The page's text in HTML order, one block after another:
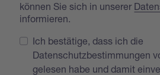
können Sie sich in unserer
informieren.
Ich bestätige, dass ich die
Datenschutzbestimmungen
gelesen habe und damit